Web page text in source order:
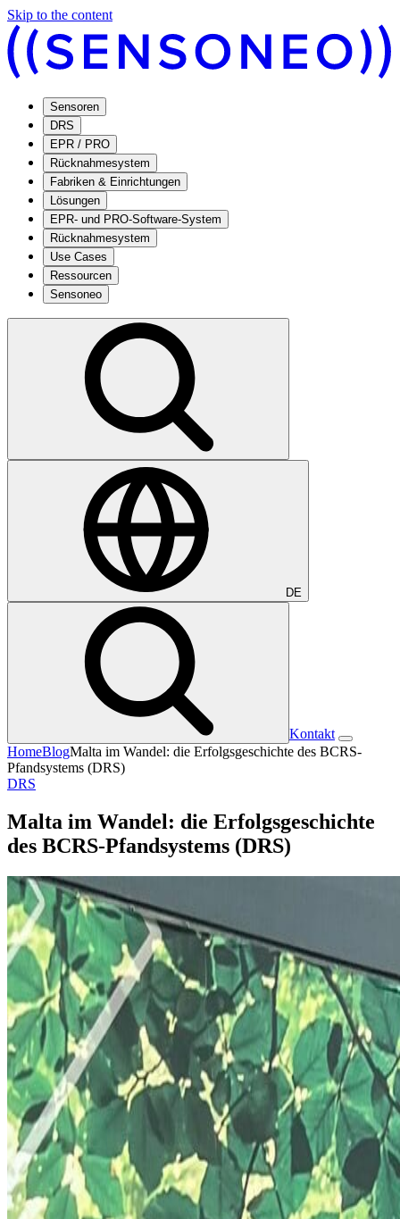
Skip to the content
Sensoren
DRS
EPR / PRO
Rücknahmesystem
Fabriken & Einrichtungen
Lösungen
EPR- und PRO-Software-System
Rücknahmesystem
Use Cases
Ressourcen
Sensoneo
DE
Kontakt
HomeBlogMalta im Wandel: die Erfolgsgeschichte des BCRS-
Pfandsystems (DRS)
DRS
Malta im Wandel: die Erfolgsgeschichte
des BCRS-Pfandsystems (DRS)